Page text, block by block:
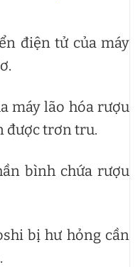
điện tử của máy
máy lão hóa rượu
được trơn tru.
bình chứa rượu
bị hư hỏng cần